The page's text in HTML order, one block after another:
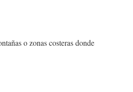
o zonas costeras donde